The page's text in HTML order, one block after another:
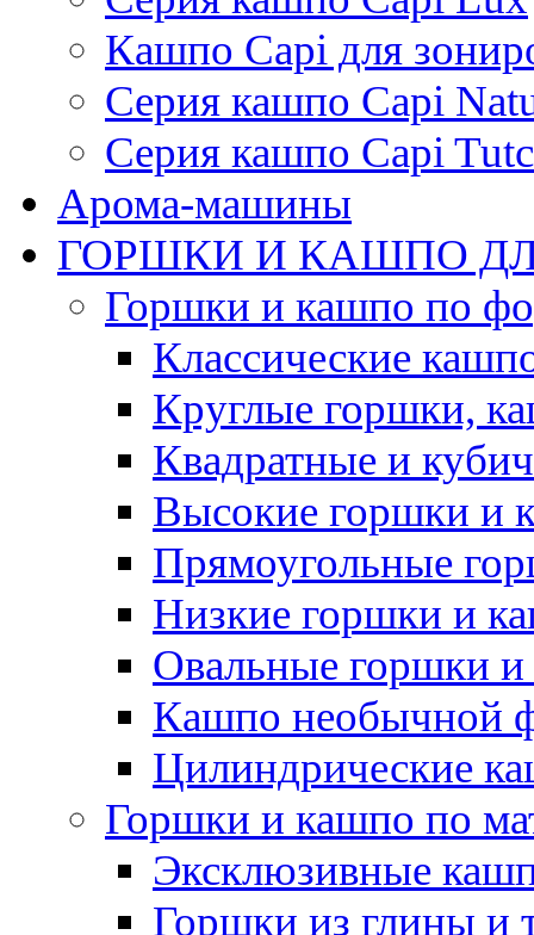
Кашпо Capi для
Серия кашпо Capi
Серия кашпо Capi
Арома-машины
ГОРШКИ И КАШПО
Горшки и кашпо по
Классические
Круглые горшки,
Квадратные и
Высокие горшки и
Прямоугольные
Низкие горшки и
Овальные горшки
Кашпо необычной
Цилиндрические
Горшки и кашпо по
Эксклюзивные
Горшки из глины и